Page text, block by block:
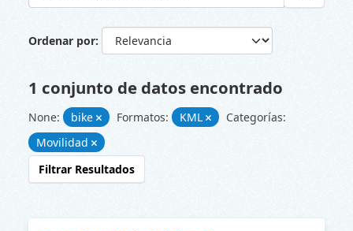
Ordenar por
1 conjunto de datos encontrado
None: bike Formatos: KML
Categorías:
Movilidad
Filtrar Resultados